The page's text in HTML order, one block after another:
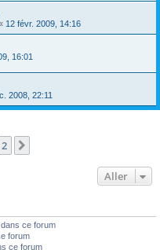
12 févr. 2009, 14:16
16:01
2008, 22:11
2
Aller
ce forum
forum
ce forum